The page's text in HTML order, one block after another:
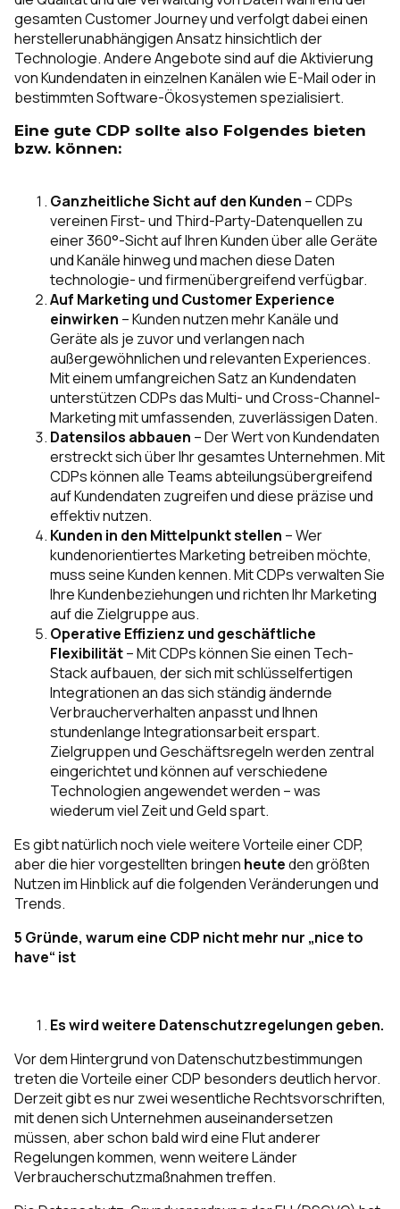
gesamten Customer Journey und verfolgt dabei einen
herstellerunabhängigen Ansatz hinsichtlich der
Technologie. Andere Angebote sind auf die Aktivierung
von Kundendaten in einzelnen Kanälen wie E-Mail oder in
bestimmten Software-Ökosystemen spezialisiert.
Eine gute CDP sollte also Folgendes bieten
bzw. können:
Ganzheitliche Sicht auf den Kunden – CDPs
vereinen First- und Third-Party-Datenquellen zu
einer 360°-Sicht auf Ihren Kunden über alle Geräte
und Kanäle hinweg und machen diese Daten
technologie- und firmenübergreifend verfügbar.
Auf Marketing und Customer Experience
einwirken – Kunden nutzen mehr Kanäle und
Geräte als je zuvor und verlangen nach
außergewöhnlichen und relevanten Experiences.
Mit einem umfangreichen Satz an Kundendaten
unterstützen CDPs das Multi- und Cross-Channel-
Marketing mit umfassenden, zuverlässigen Daten.
Datensilos abbauen – Der Wert von Kundendaten
erstreckt sich über Ihr gesamtes Unternehmen. Mit
CDPs können alle Teams abteilungsübergreifend
auf Kundendaten zugreifen und diese präzise und
effektiv nutzen.
Kunden in den Mittelpunkt stellen – Wer
kundenorientiertes Marketing betreiben möchte,
muss seine Kunden kennen. Mit CDPs verwalten Sie
Ihre Kundenbeziehungen und richten Ihr Marketing
auf die Zielgruppe aus.
Operative Effizienz und geschäftliche
Flexibilität– Mit CDPs können Sie einen Tech-
Stack aufbauen, der sich mit schlüsselfertigen
Integrationen an das sich ständig ändernde
Verbraucherverhalten anpasst und Ihnen
stundenlange Integrationsarbeit erspart.
Zielgruppen und Geschäftsregeln werden zentral
eingerichtet und können auf verschiedene
Technologien angewendet werden – was
wiederum viel Zeit und Geld spart.
Es gibt natürlich noch viele weitere Vorteile einer CDP,
aber die hier vorgestellten bringen heuteden größten
Nutzen im Hinblick auf die folgenden Veränderungen und
Trends.
5 Gründe, warum eine CDP nicht mehr nur „nice to
have“ ist
Es wird weitere Datenschutzregelungen geben.
Vor dem Hintergrund von Datenschutzbestimmungen
treten die Vorteile einer CDP besonders deutlich hervor.
Derzeit gibt es nur zwei wesentliche Rechtsvorschriften,
mit denen sich Unternehmen auseinandersetzen
müssen, aber schon bald wird eine Flut anderer
Regelungen kommen, wenn weitere Länder
Verbraucherschutzmaßnahmen treffen.